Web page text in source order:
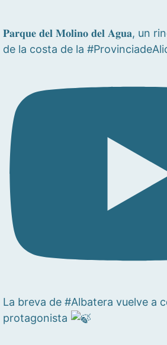
𝐏𝐚𝐫𝐪𝐮𝐞 𝐝𝐞𝐥 𝐌𝐨𝐥𝐢𝐧𝐨 𝐝𝐞𝐥 𝐀𝐠𝐮𝐚, un
de la costa de la
La breva de #Albatera vuelve a
protagonista